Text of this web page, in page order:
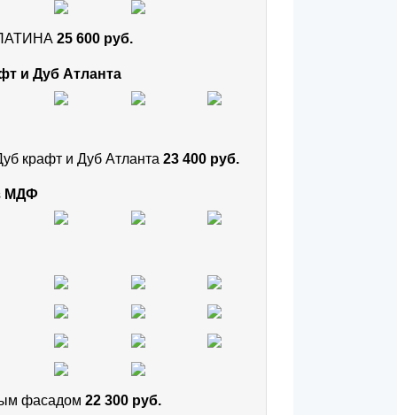
25 600 руб.
и Дуб Атланта
крафт и Дуб Атланта 23 400 руб.
МДФ
фасадом 22 300 руб.